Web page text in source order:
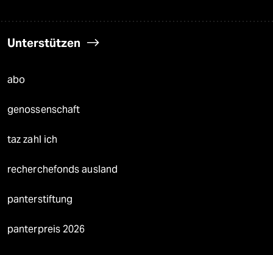
Unterstützen
abo
genossenschaft
taz zahl ich
recherchefonds ausland
panterstiftung
panterpreis 2026